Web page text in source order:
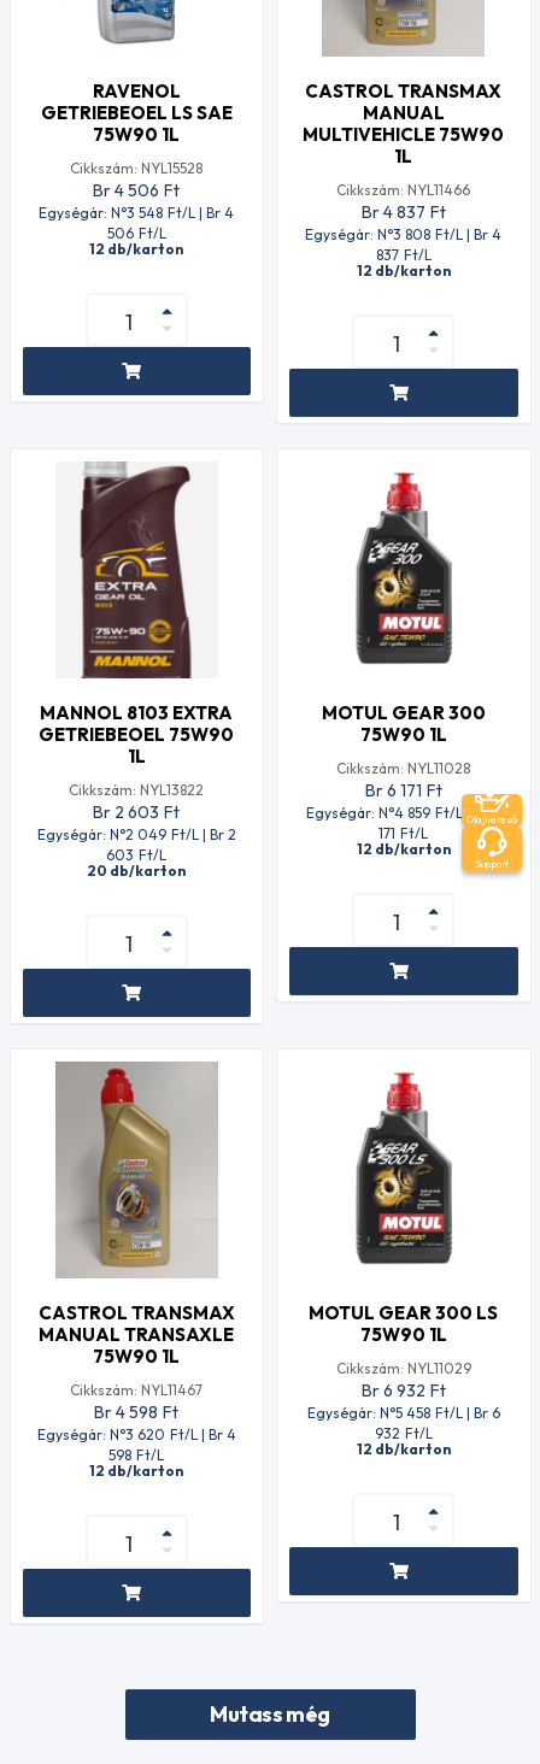
RAVENOL
GETRIEBEOEL LS SAE
75W90 1L
Cikkszám: NYL15528
Br 4 506 Ft
Egységár: N°3 548 Ft/L | Br 4
506 Ft/L
12 db/karton
CASTROL TRANSMAX
MANUAL
MULTIVEHICLE 75W90
1L
Cikkszám: NYL11466
Br 4 837 Ft
Egységár: N°3 808 Ft/L | Br 4
837 Ft/L
12 db/karton
MANNOL 8103 EXTRA
GETRIEBEOEL 75W90
1L
Cikkszám: NYL13822
Br 2 603 Ft
Egységár: N°2 049 Ft/L | Br 2
603 Ft/L
20 db/karton
MOTUL GEAR 300
75W90 1L
Cikkszám: NYL11028
Br 6 171 Ft
Egységár: N°4 859 Ft/L | Br 6
171 Ft/L
12 db/karton
CASTROL TRANSMAX
MANUAL TRANSAXLE
75W90 1L
Cikkszám: NYL11467
Br 4 598 Ft
Egységár: N°3 620 Ft/L | Br 4
598 Ft/L
12 db/karton
MOTUL GEAR 300 LS
75W90 1L
Cikkszám: NYL11029
Br 6 932 Ft
Egységár: N°5 458 Ft/L | Br 6
932 Ft/L
12 db/karton
Mutass még
Olajkereső
Support